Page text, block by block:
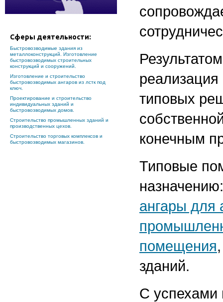
Сферы деятельности:
Быстровозводимые здания из
металлоконструкций. Изготовление
быстровозводимых строительных
конструкций и сооружений.
Изготовление и строительство
быстровозводимых ангаров из лстк под
ключ.
Проектирование и строительство
индивидуальных зданий и
быстровозводимых домов.
Строительство промышленных зданий и
производственных цехов.
Cтроительство торговых комплексов и
быстровозводимых магазинов.
реализация
типовых
конечным
Типовые
ангары для
помещения
зданий.
С успехами